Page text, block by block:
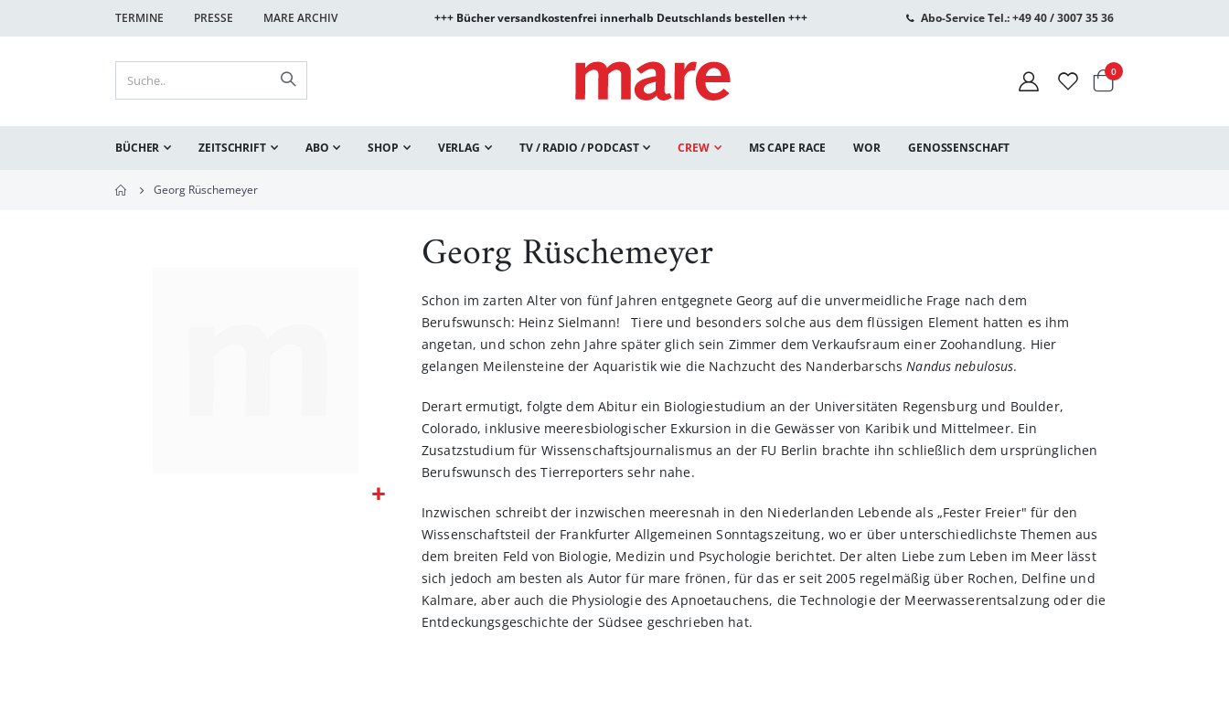
TERMINE PRESSE MARE ARCHIV +++ Bücher versandkostenfrei innerhalb Deutschlands bestellen +++ Abo-Service Tel.: +49 40 / 3007 35 36
Warenkorb
0Artikel
BÜCHER ZEITSCHRIFT ABO SHOP VERLAG TV / RADIO / PODCAST CREW MS CAPE RACE WOR GENOSSENSCHAFT
Georg Rüschemeyer
Georg Rüschemeyer
Schon im zarten Alter von fünf Jahren entgegnete Georg auf die unvermeidliche Frage nach dem
Berufswunsch: Heinz Sielmann! Tiere und besonders solche aus dem flüssigen Element hatten es ihm
angetan, und schon zehn Jahre später glich sein Zimmer dem Verkaufsraum einer Zoohandlung. Hier
gelangen Meilensteine der Aquaristik wie die Nachzucht des NanderbarschsNandus nebulosus.
Derart ermutigt, folgte dem Abitur ein Biologiestudium an der Universitäten Regensburg und Boulder,
Colorado, inklusive meeresbiologischer Exkursion in die Gewässer von Karibik und Mittelmeer. Ein
Zusatzstudium für Wissenschaftsjournalismus an der FU Berlin brachte ihn schließlich dem ursprünglichen
Berufswunsch des Tierreporters sehr nahe.
Inzwischen schreibt der inzwischen meeresnah in den Niederlanden Lebende als „Fester Freier" für den
Wissenschaftsteil der Frankfurter Allgemeinen Sonntagszeitung, wo er über unterschiedlichste Themen aus
dem breiten Feld von Biologie, Medizin und Psychologie berichtet. Der alten Liebe zum Leben im Meer lässt
sich jedoch am besten als Autor für mare frönen, für das er seit 2005 regelmäßig über Rochen, Delfine und
Kalmare, aber auch die Physiologie des Apnoetauchens, die Technologie der Meerwasserentsalzung oder die
Entdeckungsgeschichte der Südsee geschrieben hat.